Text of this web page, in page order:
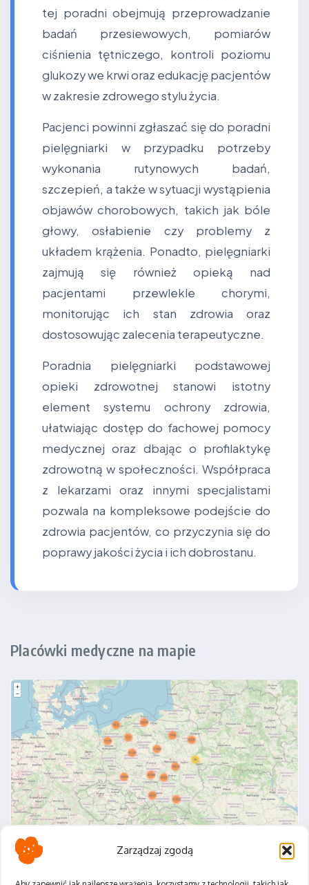
Zarządzaj zgodą
tej poradni obejmują przeprowadzanie
badań przesiewowych, pomiarów
ciśnienia tętniczego, kontroli poziomu
glukozy we krwi oraz edukację pacjentów
w zakresie zdrowego stylu życia.
Pacjenci powinni zgłaszać się do poradni
pielęgniarki w przypadku potrzeby
wykonania rutynowych badań,
szczepień, a także w sytuacji wystąpienia
objawów chorobowych, takich jak bóle
głowy, osłabienie czy problemy z
układem krążenia. Ponadto, pielęgniarki
zajmują się również opieką nad
pacjentami przewlekle chorymi,
monitorując ich stan zdrowia oraz
dostosowując zalecenia terapeutyczne.
Poradnia pielęgniarki podstawowej
opieki zdrowotnej stanowi istotny
element systemu ochrony zdrowia,
ułatwiając dostęp do fachowej pomocy
medycznej oraz dbając o profilaktykę
zdrowotną w społeczności. Współpraca
z lekarzami oraz innymi specjalistami
pozwala na kompleksowe podejście do
zdrowia pacjentów, co przyczynia się do
poprawy jakości życia i ich dobrostanu.
Placówki medyczne na mapie